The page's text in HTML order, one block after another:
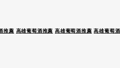
推薦 高雄葡萄酒推薦 高雄葡萄酒推薦 高雄葡萄